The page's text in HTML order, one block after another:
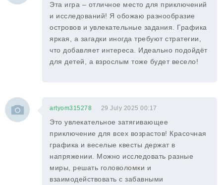
Эта игра – отличное место для приключений
и исследований! Я обожаю разнообразие
островов и увлекательные задания. Графика
яркая, а загадки иногда требуют стратегии,
что добавляет интереса. Идеально подойдёт
для детей, а взрослым тоже будет весело!
artyom315278 29 July 2025 00:17
Это увлекательное затягивающее
приключение для всех возрастов! Красочная
графика и веселые квесты держат в
напряжении. Можно исследовать разные
миры, решать головоломки и
взаимодействовать с забавными